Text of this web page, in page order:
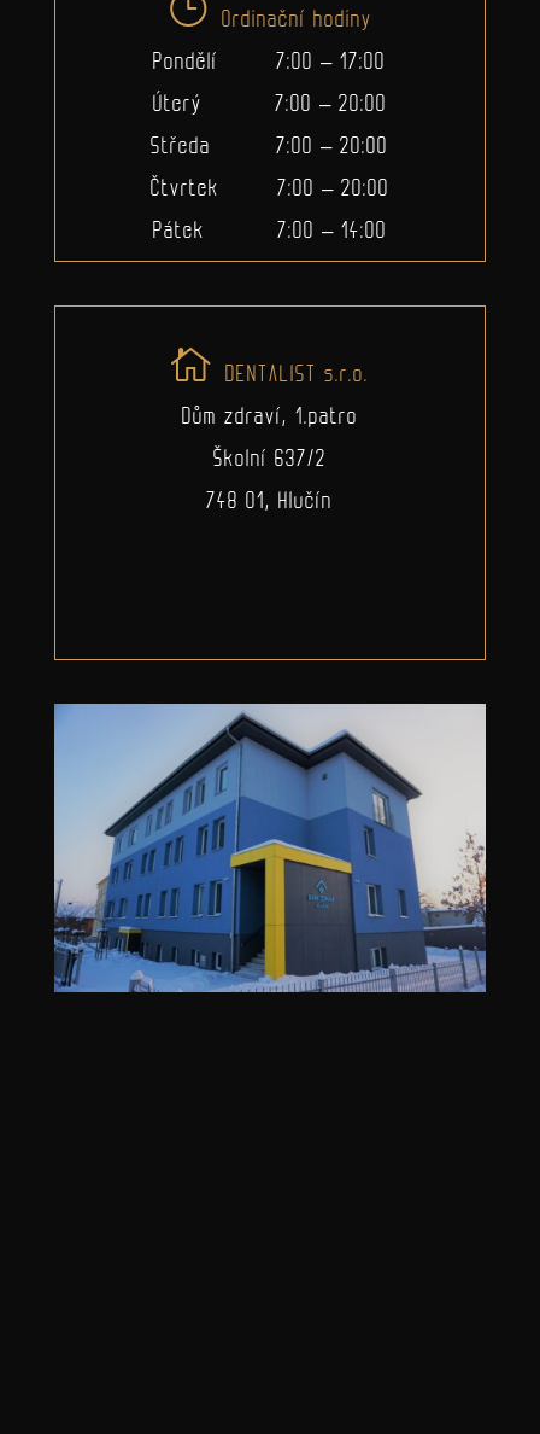
Ordinační hodiny
Pondělí 7:00 – 17:00
Úterý 7:00 – 20:00
Středa 7:00 – 20:00
Čtvrtek 7:00 – 20:00
Pátek 7:00 – 14:00
DENTALIST s.r.o.
Dům zdraví, 1.patro
Školní 637/2
748 01, Hlučín